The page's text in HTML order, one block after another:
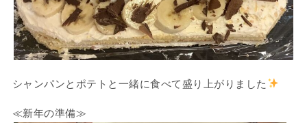
シャンパンとポテトと一緒に食べて盛り上がりました
≪新年の準備≫